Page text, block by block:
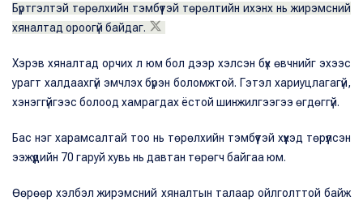
Бүртгэлтэй төрөлхийн тэмбүүтэй төрөлтийн ихэнх нь жирэмсний
хяналтад ороогүй байдаг.
Хэрэв хяналтад орчих л юм бол дээр хэлсэн бүх өвчнийг эхээс
урагт халдаахгүй эмчлэх бүрэн боломжтой. Гэтэл хариуцлагагүй,
хэнэггүйгээс болоод хамрагдах ёстой шинжилгээгээ өгдөггүй.
Бас нэг харамсалтай тоо нь төрөлхийн тэмбүүтэй хүүхэд төрүүлсэн
ээжүүдийн 70 гаруй хувь нь давтан төрөгч байгаа юм.
Өөрөөр хэлбэл жирэмсний хяналтын талаар ойлголттой байж